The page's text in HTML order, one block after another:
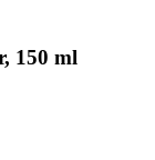
150 ml